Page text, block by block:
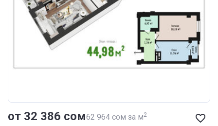
от ‍32 386 сом‍62 964 сом за м2